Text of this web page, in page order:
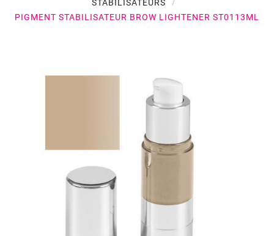
STABILISATEURS
PIGMENT STABILISATEUR BROW LIGHTENER ST0113ML